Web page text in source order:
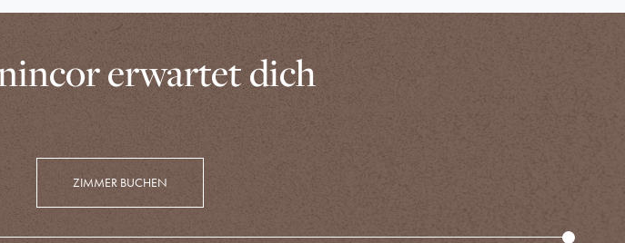
erwartet dich
ZIMMER BUCHEN